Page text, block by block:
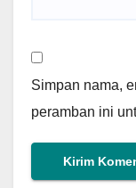
Simpan nama,
peramban ini